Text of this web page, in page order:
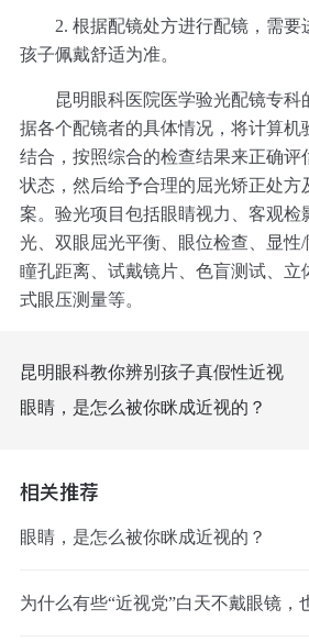
2. 根据配镜处方进行配镜，需要
孩子佩戴舒适为准。
昆明眼科医院医学验光配镜专科
据各个配镜者的具体情况，将计算机
结合，按照综合的检查结果来正确评
状态，然后给予合理的屈光矫正处方
案。验光项目包括眼睛视力、客观检
光、双眼屈光平衡、眼位检查、显性
瞳孔距离、试戴镜片、色盲测试、立
式眼压测量等。
昆明眼科教你辨别孩子真假性近视
眼睛，是怎么被你眯成近视的？
相关推荐
眼睛，是怎么被你眯成近视的？
为什么有些“近视党”白天不戴眼镜，